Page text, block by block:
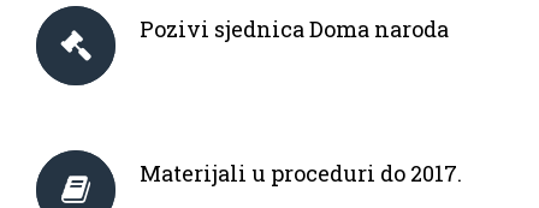
Pozivi sjednica Doma naroda
Materijali u proceduri do 2017.